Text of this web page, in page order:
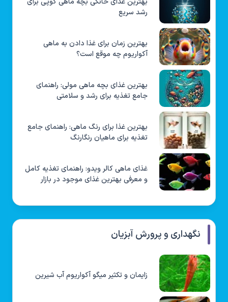
رشد سریع
بهترین زمان برای غذا دادن به ماهی
آکواریوم چه موقع است؟
بهترین غذای بچه ماهی مولی: راهنمای
جامع تغذیه برای رشد و سلامتی
بهترین غذا برای رنگ ماهی: راهنمای جامع
تغذیه برای ماهیان رنگارنگ
غذای ماهی کالر ویدو: راهنمای تغذیه کامل
و معرفی بهترین غذای موجود در بازار
نگهداری و پرورش آبزیان
زایمان و تکثیر میگو آکواریوم آب شیرین